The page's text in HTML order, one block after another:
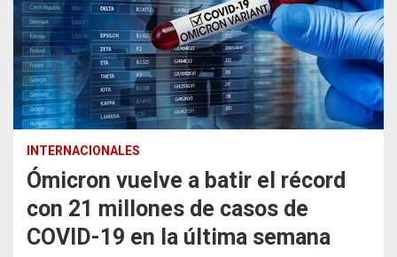
INTERNACIONALES
Ómicron vuelve a batir el récord
con 21 millones de casos de
COVID-19 en la última semana